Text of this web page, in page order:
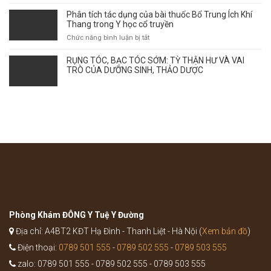
điểm
giao
mùa
ảnh
tới
sự
nào?
Phân tích tác dụng của bài thuốc Bổ Trung Ích Khí
Thang trong Y học cổ truyền
Chức năng bình luận bị tắtở
tích
tác
RỤNG TÓC, BẠC TÓC SỚM: TỲ THẬN HƯ VÀ VAI
TRÒ CỦA DƯỠNG SINH, THẢO DƯỢC
Phòng Khám ĐÔNG Y Tuệ Y Đường
Địa chỉ: A4BT2 KĐT Hạ Đình - Thanh Liệt - Hà Nội (Xem bản đồ)
Điện thoại: 0789 501 555 - 0789 502 555 - 0789 503 555
zalo: 0789 501 555 - 0789 502 555 - 0789 503 555